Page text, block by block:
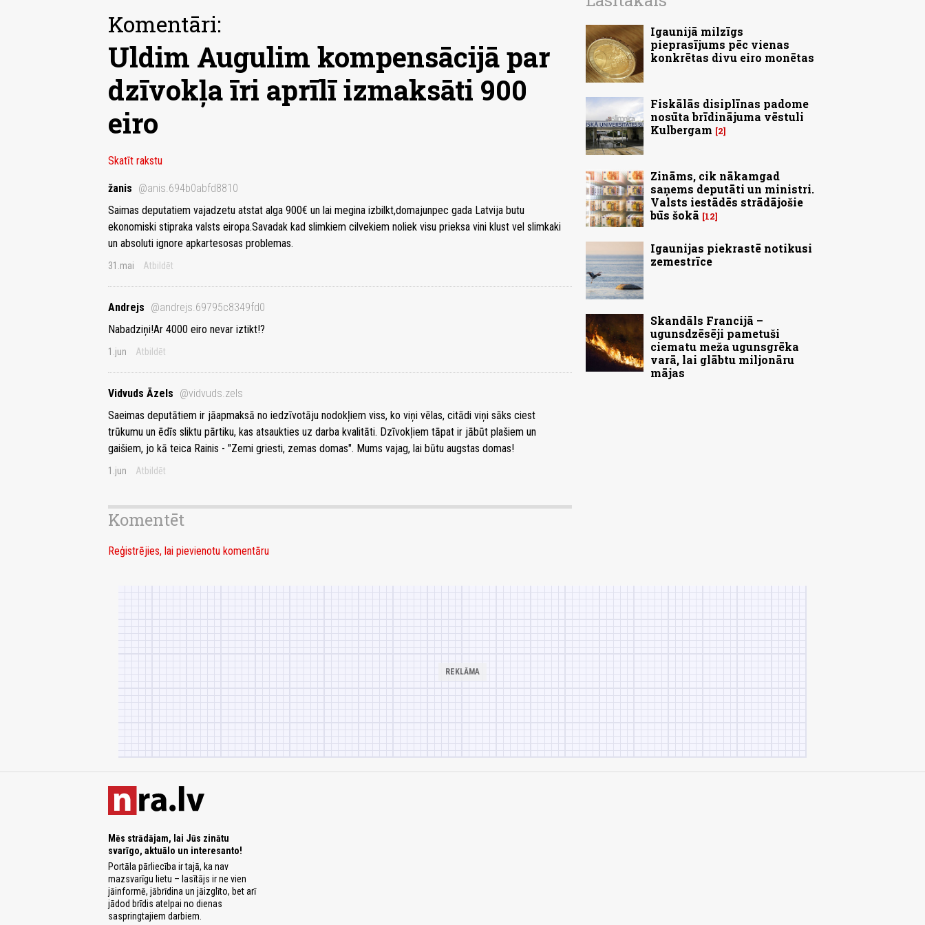
Komentāri:
Uldim Augulim kompensācijā par
dzīvokļa īri aprīlī izmaksāti 900
eiro
Skatīt rakstu
žanis @anis.694b0abfd8810
Saimas deputatiem vajadzetu atstat alga 900€ un lai megina izbilkt,domajunpec gada Latvija butu
ekonomiski stipraka valsts eiropa.Savadak kad slimkiem cilvekiem noliek visu prieksa vini klust vel slimkaki
un absoluti ignore apkartesosas problemas.
31.mai Atbildēt
Andrejs @andrejs.69795c8349fd0
Nabadziņi!Ar 4000 eiro nevar iztikt!?
1.jun Atbildēt
Vidvuds Āzels @vidvuds.zels
Saeimas deputātiem ir jāapmaksā no iedzīvotāju nodokļiem viss, ko viņi vēlas, citādi viņi sāks ciest
trūkumu un ēdīs sliktu pārtiku, kas atsaukties uz darba kvalitāti. Dzīvokļiem tāpat ir jābūt plašiem un
gaišiem, jo kā teica Rainis - "Zemi griesti, zemas domas". Mums vajag, lai būtu augstas domas!
1.jun Atbildēt
Komentēt
Reģistrējies, lai pievienotu komentāru
Igaunijā milzīgs
pieprasījums pēc vienas
konkrētas divu eiro monētas
Fiskālās disiplīnas padome
nosūta brīdinājuma vēstuli
Kulbergam
2
Zināms, cik nākamgad
saņems deputāti un ministri.
Valsts iestādēs strādājošie
būs šokā
12
Igaunijas piekrastē notikusi
zemestrīce
Skandāls Francijā –
ugunsdzēsēji pametuši
ciematu meža ugunsgrēka
varā, lai glābtu miljonāru
mājas
Mēs strādājam, lai Jūs zinātu
svarīgo, aktuālo un interesanto!
Portāla pārliecība ir tajā, ka nav
mazsvarīgu lietu – lasītājs ir ne vien
jāinformē, jābrīdina un jāizglīto, bet arī
jādod brīdis atelpai no dienas
saspringtajiem darbiem.